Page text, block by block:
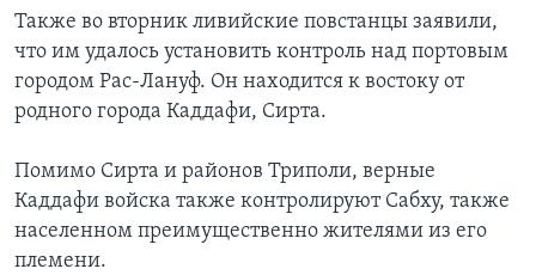
Также во вторник ливийские повстанцы заявили,
что им удалось установить контроль над портовым
городом Рас-Лануф. Он находится к востоку от
родного города Каддафи, Сирта.
Помимо Сирта и районов Триполи, верные
Каддафи войска также контролируют Сабху, также
населенном преимущественно жителями из его
племени.